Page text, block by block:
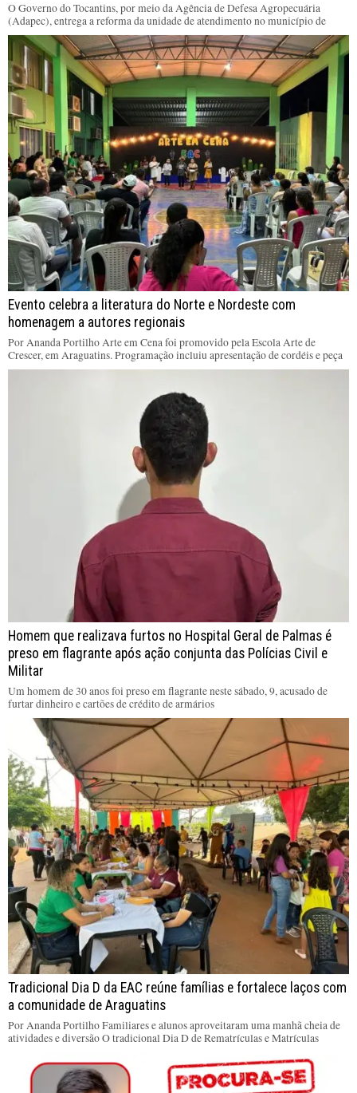
O Governo do Tocantins, por meio da Agência de Defesa Agropecuária
(Adapec), entrega a reforma da unidade de atendimento no município de
Evento celebra a literatura do Norte e Nordeste com
homenagem a autores regionais
Por Ananda Portilho Arte em Cena foi promovido pela Escola Arte de
Crescer, em Araguatins. Programação incluiu apresentação de cordéis e peça
Homem que realizava furtos no Hospital Geral de Palmas é
preso em flagrante após ação conjunta das Polícias Civil e
Militar
Um homem de 30 anos foi preso em flagrante neste sábado, 9, acusado de
furtar dinheiro e cartões de crédito de armários
Tradicional Dia D da EAC reúne famílias e fortalece laços com
a comunidade de Araguatins
Por Ananda Portilho Familiares e alunos aproveitaram uma manhã cheia de
atividades e diversão O tradicional Dia D de Rematrículas e Matrículas